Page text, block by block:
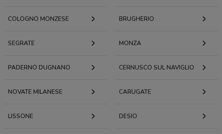
COLOGNO MONZESE BRUGHERIO
SEGRATE MONZA
PADERNO DUGNANO CERNUSCO SUL NAVIGLIO
NOVATE MILANESE CARUGATE
LISSONE DESIO